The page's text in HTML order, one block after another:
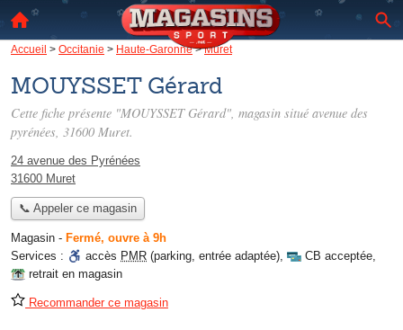
Accueil > Occitanie > Haute-Garonne>Muret
MOUYSSET Gérard
Cette fiche présente "MOUYSSET Gérard", magasin situé avenue des
pyrénées, 31600 Muret.
24 avenue des Pyrénées
31600 Muret
📞 Appeler ce magasin
Magasin - Fermé, ouvre à 9h
Services :
accès PMR (parking, entrée adaptée), CB acceptée,
retrait en magasin
Recommander ce magasin